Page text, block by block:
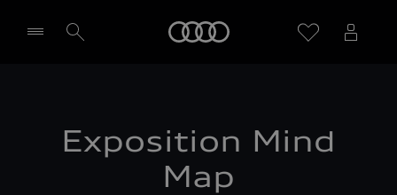
Exposition Mind
Map